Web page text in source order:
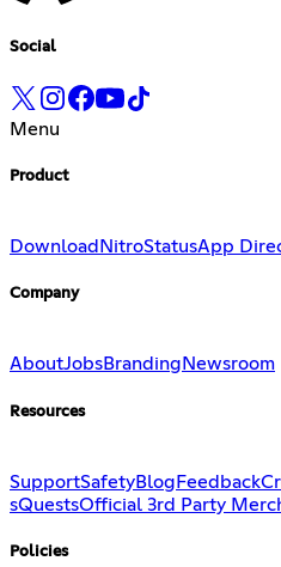
Social
Menu
Product
Download NitroStatusApp
Company
AboutJobsBranding Newsroom
Resources
SupportSafetyBlog Feedback
sQuestsOfficial 3rd Party
Policies